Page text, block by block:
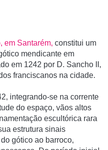
em Santarém, constitui um
mendicante em
em 1242 por D. Sancho II,
franciscanos na cidade.
integrando-se na corrente
do espaço, vãos altos
escultórica rara
estrutura sinais
gótico ao barroco,